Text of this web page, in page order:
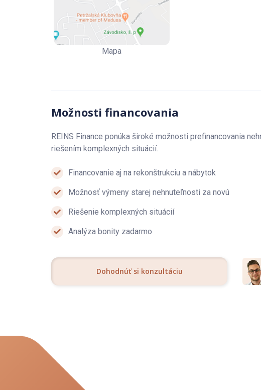
Mapa
Možnosti financovania
REINS Finance ponúka široké možnosti prefinancovania
riešením komplexných situácií.
Financovanie aj na rekonštrukciu a nábytok
Možnosť výmeny starej nehnuteľnosti za novú
Riešenie komplexných situácií
Analýza bonity zadarmo
Dohodnúť si konzultáciu